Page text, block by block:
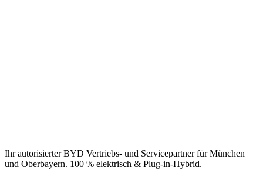
Ihr autorisierter BYD Vertriebs- und Servicepartner für München
und Oberbayern. 100 % elektrisch & Plug-in-Hybrid.